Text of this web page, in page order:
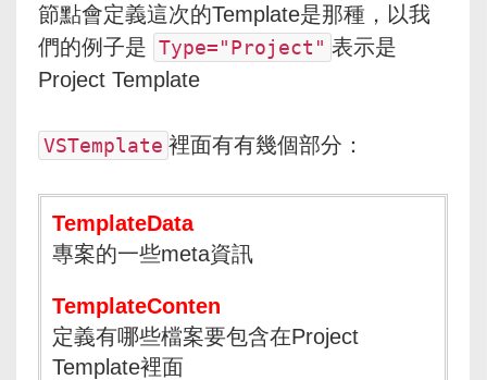
節點會定義這次的Template是那種，以我
們的例子是 Type="Project" 表示是
Project Template
VSTemplate 裡面有有幾個部分：
TemplateData
專案的一些meta資訊
TemplateConten
定義有哪些檔案要包含在Project
Template裡面